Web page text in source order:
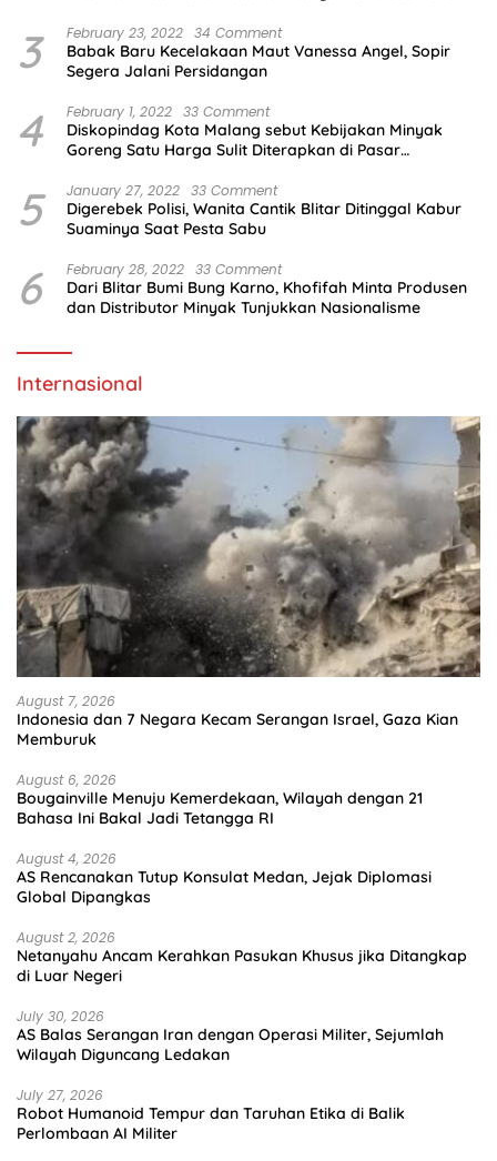
3 February 23, 2022 34 Comment
Babak Baru Kecelakaan Maut Vanessa Angel, Sopir
Segera Jalani Persidangan
4 February 1, 2022 33 Comment
Diskopindag Kota Malang sebut Kebijakan Minyak
Goreng Satu Harga Sulit Diterapkan di Pasar
5 January 27, 2022 33 Comment
Digerebek Polisi, Wanita Cantik Blitar Ditinggal Kabur
Suaminya Saat Pesta Sabu
6 February 28, 2022 33 Comment
Dari Blitar Bumi Bung Karno, Khofifah Minta Produsen
dan Distributor Minyak Tunjukkan Nasionalisme
Internasional
August 7, 2026
Indonesia dan 7 Negara Kecam Serangan Israel, Gaza Kian
Memburuk
August 6, 2026
Bougainville Menuju Kemerdekaan, Wilayah dengan 21
Bahasa Ini Bakal Jadi Tetangga RI
August 4, 2026
AS Rencanakan Tutup Konsulat Medan, Jejak Diplomasi
Global Dipangkas
August 2, 2026
Netanyahu Ancam Kerahkan Pasukan Khusus jika Ditangkap
di Luar Negeri
July 30, 2026
AS Balas Serangan Iran dengan Operasi Militer, Sejumlah
Wilayah Diguncang Ledakan
July 27, 2026
Robot Humanoid Tempur dan Taruhan Etika di Balik
Perlombaan AI Militer